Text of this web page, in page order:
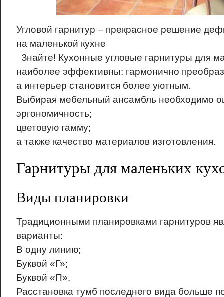
Угловой гарнитур – прекрасное решение
на маленькой кухне
Знайте! Кухонные угловые гарнитуры для
наиболее эффективны: гармонично
а интерьер становится более уютным.
Выбирая мебельный ансамбль необходимо
эргономичность;
цветовую гамму;
а также качество материалов изготовления.
Гарнитуры для маленьких
Виды планировки
Традиционными планировками гарнитуров
варианты:
В одну линию;
Буквой «Г»;
Буквой «П».
Расстановка тумб последнего вида больше